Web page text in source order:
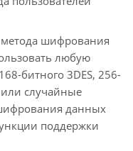
шифрования
любую
битного 3DES, 256-
или случайные
данных
поддержки